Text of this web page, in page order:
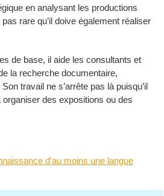
en analysant les productions
rare qu’il doive également réaliser
de base, il aide les consultants et
la recherche documentaire,
travail ne s’arrête pas là puisqu’il
des expositions ou des
d'au moins une langue